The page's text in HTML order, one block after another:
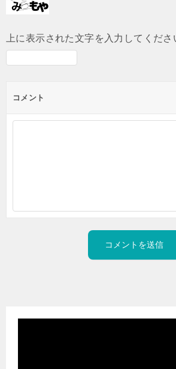
上に表示された文字を入力してくださ
コメント